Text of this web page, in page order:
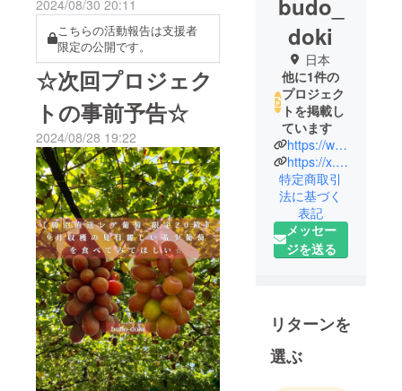
2024/08/30 20:11
こちらの活動報告は支援者
限定の公開です。
☆次回プロジェク
トの事前予告☆
2024/08/28 19:22
doki
日本
他に1件の
プロジェク
トを掲載し
ています
https://www.instagram.com/budo__doki?igsh=aXE2YW4wc3d2MDc0
https://x.com/heracoltd
特定商取引
法に基づく
表記
メッセー
ジを送る
リターンを
選ぶ